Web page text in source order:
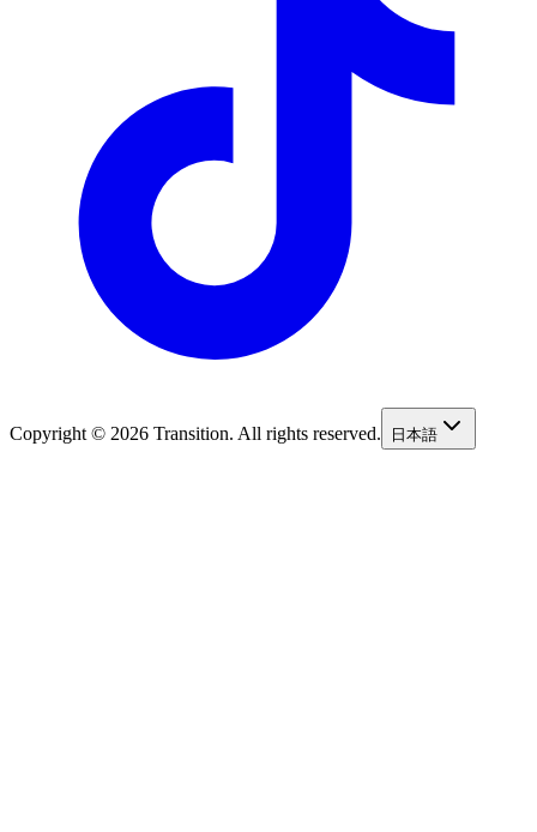
Copyright © 2026 Transition. All rights reserved. 日本語